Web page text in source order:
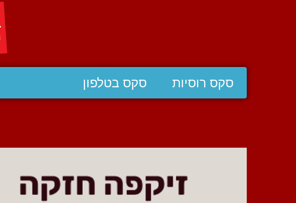
סקס רוסיות סקס בטלפון